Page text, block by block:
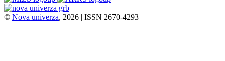
© Nova univerza, 2026 | ISSN 2670-4293